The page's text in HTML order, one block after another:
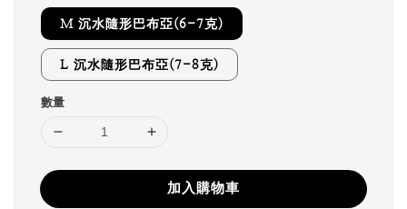
M 沉水隨形巴布亞(6-7克)
L 沉水隨形巴布亞(7-8克)
數量
加入購物車